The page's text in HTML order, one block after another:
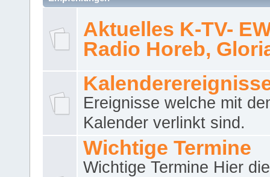
Aktuelles K-TV-
Radio Horeb,
Ereignisse welche mit
Kalender verlinkt sind.
Wichtige Termine
Wichtige Termine Hier die